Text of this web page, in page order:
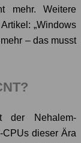
mehr. Weitere
„Windows
– das musst
der Nehalem-
dieser Ära